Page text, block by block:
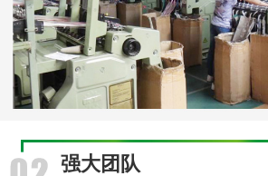
强大团队